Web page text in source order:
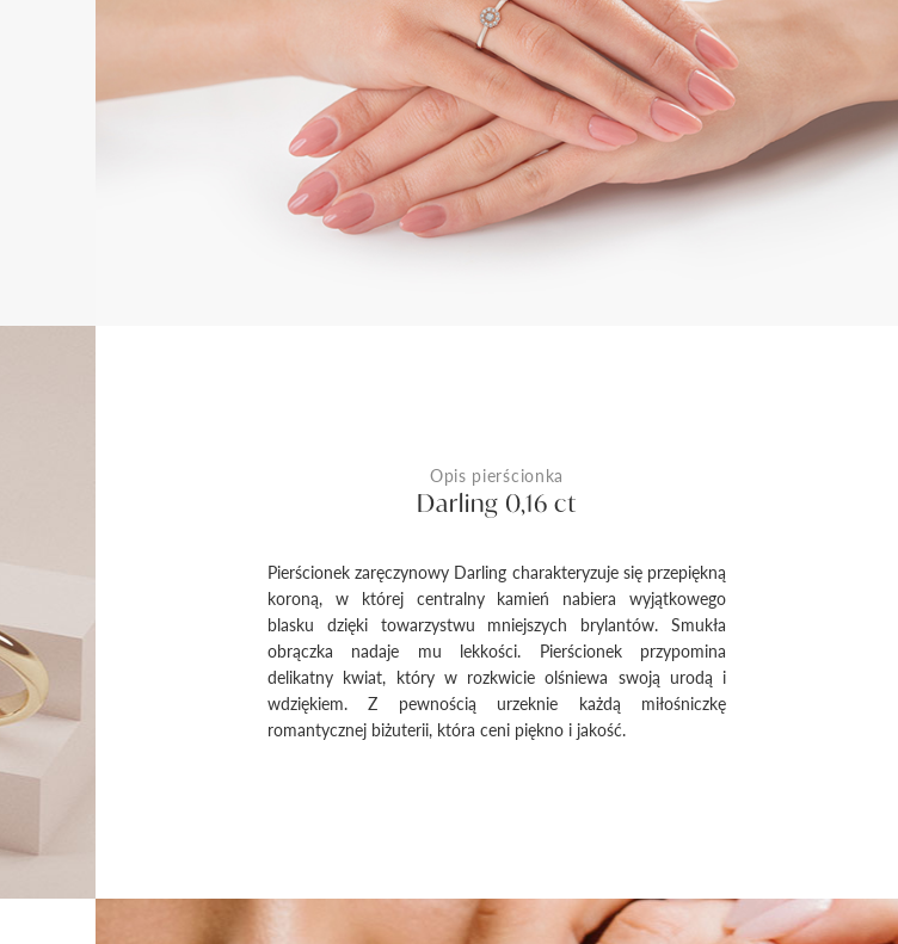
Opis pierścionka
Darling 0,16 ct
Pierścionek zaręczynowy Darling charakteryzuje się przepiękną
koroną, w której centralny kamień nabiera wyjątkowego
blasku dzięki towarzystwu mniejszych brylantów. Smukła
obrączka nadaje mu lekkości. Pierścionek przypomina
delikatny kwiat, który w rozkwicie olśniewa swoją urodą i
wdziękiem. Z pewnością urzeknie każdą miłośniczkę
romantycznej biżuterii, która ceni piękno i jakość.